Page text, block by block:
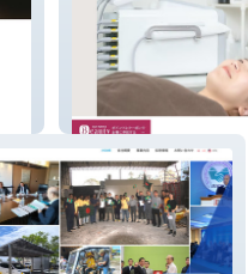
とびきりエステ沼津店